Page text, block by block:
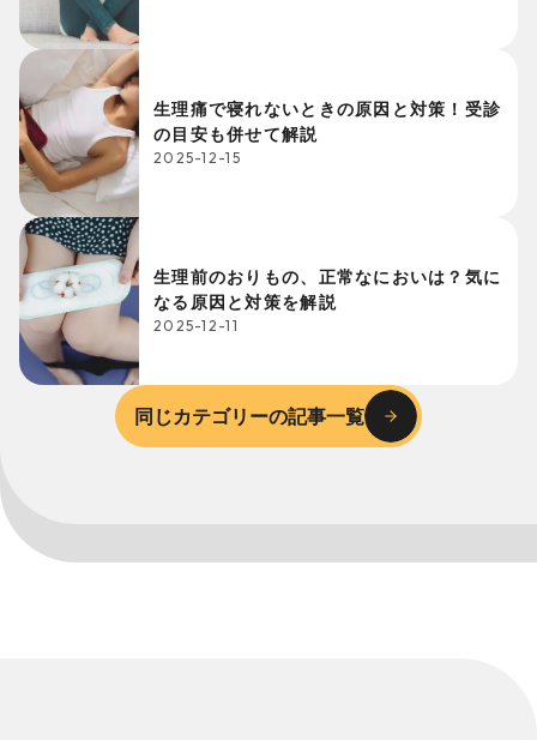
生理痛で寝れないときの原因と対策！受診
の目安も併せて解説
2025-12-15
生理前のおりもの、正常なにおいは？気に
なる原因と対策を解説
2025-12-11
同じカテゴリーの記事一覧